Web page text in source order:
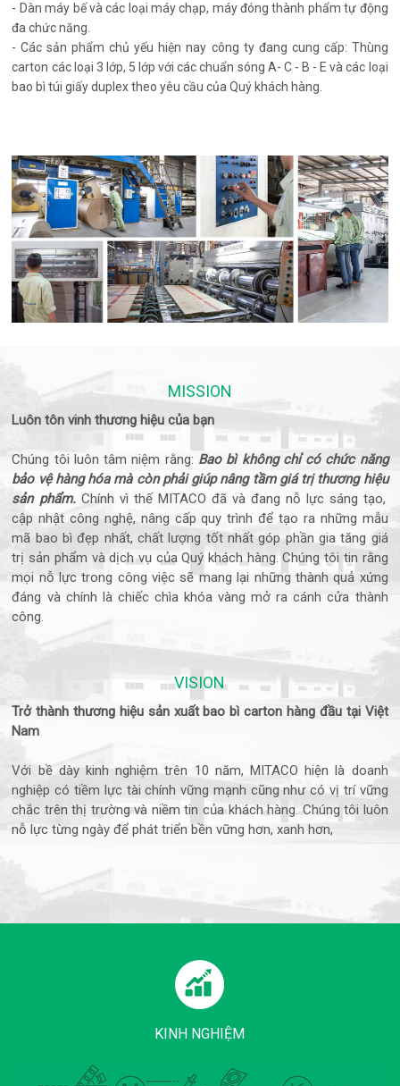
- Dàn máy bế và các loại máy chạp, máy đóng thành phẩm tự động
đa chức năng.
- Các sản phẩm chủ yếu hiện nay công ty đang cung cấp: Thùng
carton các loại 3 lớp, 5 lớp với các chuẩn sóng A- C - B - E và các loại
bao bì túi giấy duplex theo yêu cầu của Quý khách hàng.
MISSION
Luôn tôn vinh thương hiệu của bạn
Chúng tôi luôn tâm niệm rằng: Bao bì không chỉ có chức năng
bảo vệ hàng hóa mà còn phảigiúpnâng tầm giá trịthương hiệu
sản phẩm.Chính vì thế MITACO đã và đang nỗ lực sáng tạo,
cập nhật công nghệ, nâng cấp quy trình để tạo ra những mẫu
mã bao bì đẹp nhất, chất lượng tốt nhất góp phần gia tăng giá
trị sản phẩm và dịch vụ của Quý khách hàng. Chúng tôi tin rằng
mọi nỗ lực trong công việc sẽ mang lại những thành quả xứng
đáng và chính là chiếc chìa khóa vàng mở ra cánh cửa thành
công.
VISION
Trở thành thương hiệu sản xuất bao bì carton hàng đầu tại Việt
Nam
Với bề dày kinh nghiệm trên 10 năm, MITACO hiện là doanh
nghiệp có tiềm lực tài chính vững mạnh cũng như có vị trí vững
chắc trên thị trường và niềm tin của khách hàng. Chúng tôi luôn
nỗ lực từng ngày để phát triển bền vững hơn, xanh hơn,
KINH NGHIỆM